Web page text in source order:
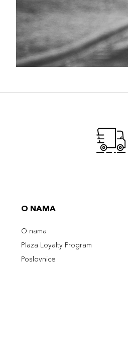
O NAMA
O nama
Plaza Loyalty Program
Poslovnice